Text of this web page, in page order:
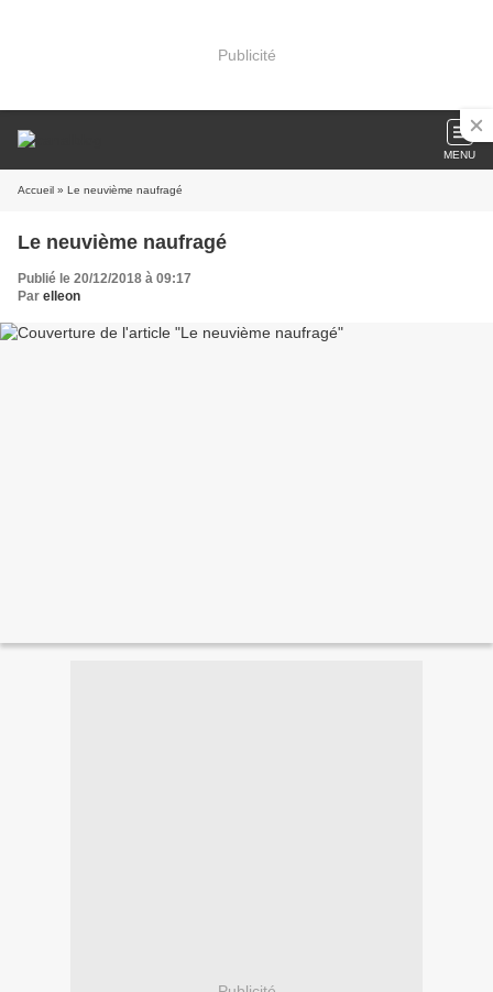
Publicité
MENU
Accueil » Le neuvième naufragé
Le neuvième naufragé
Publié le 20/12/2018 à 09:17
Par elleon